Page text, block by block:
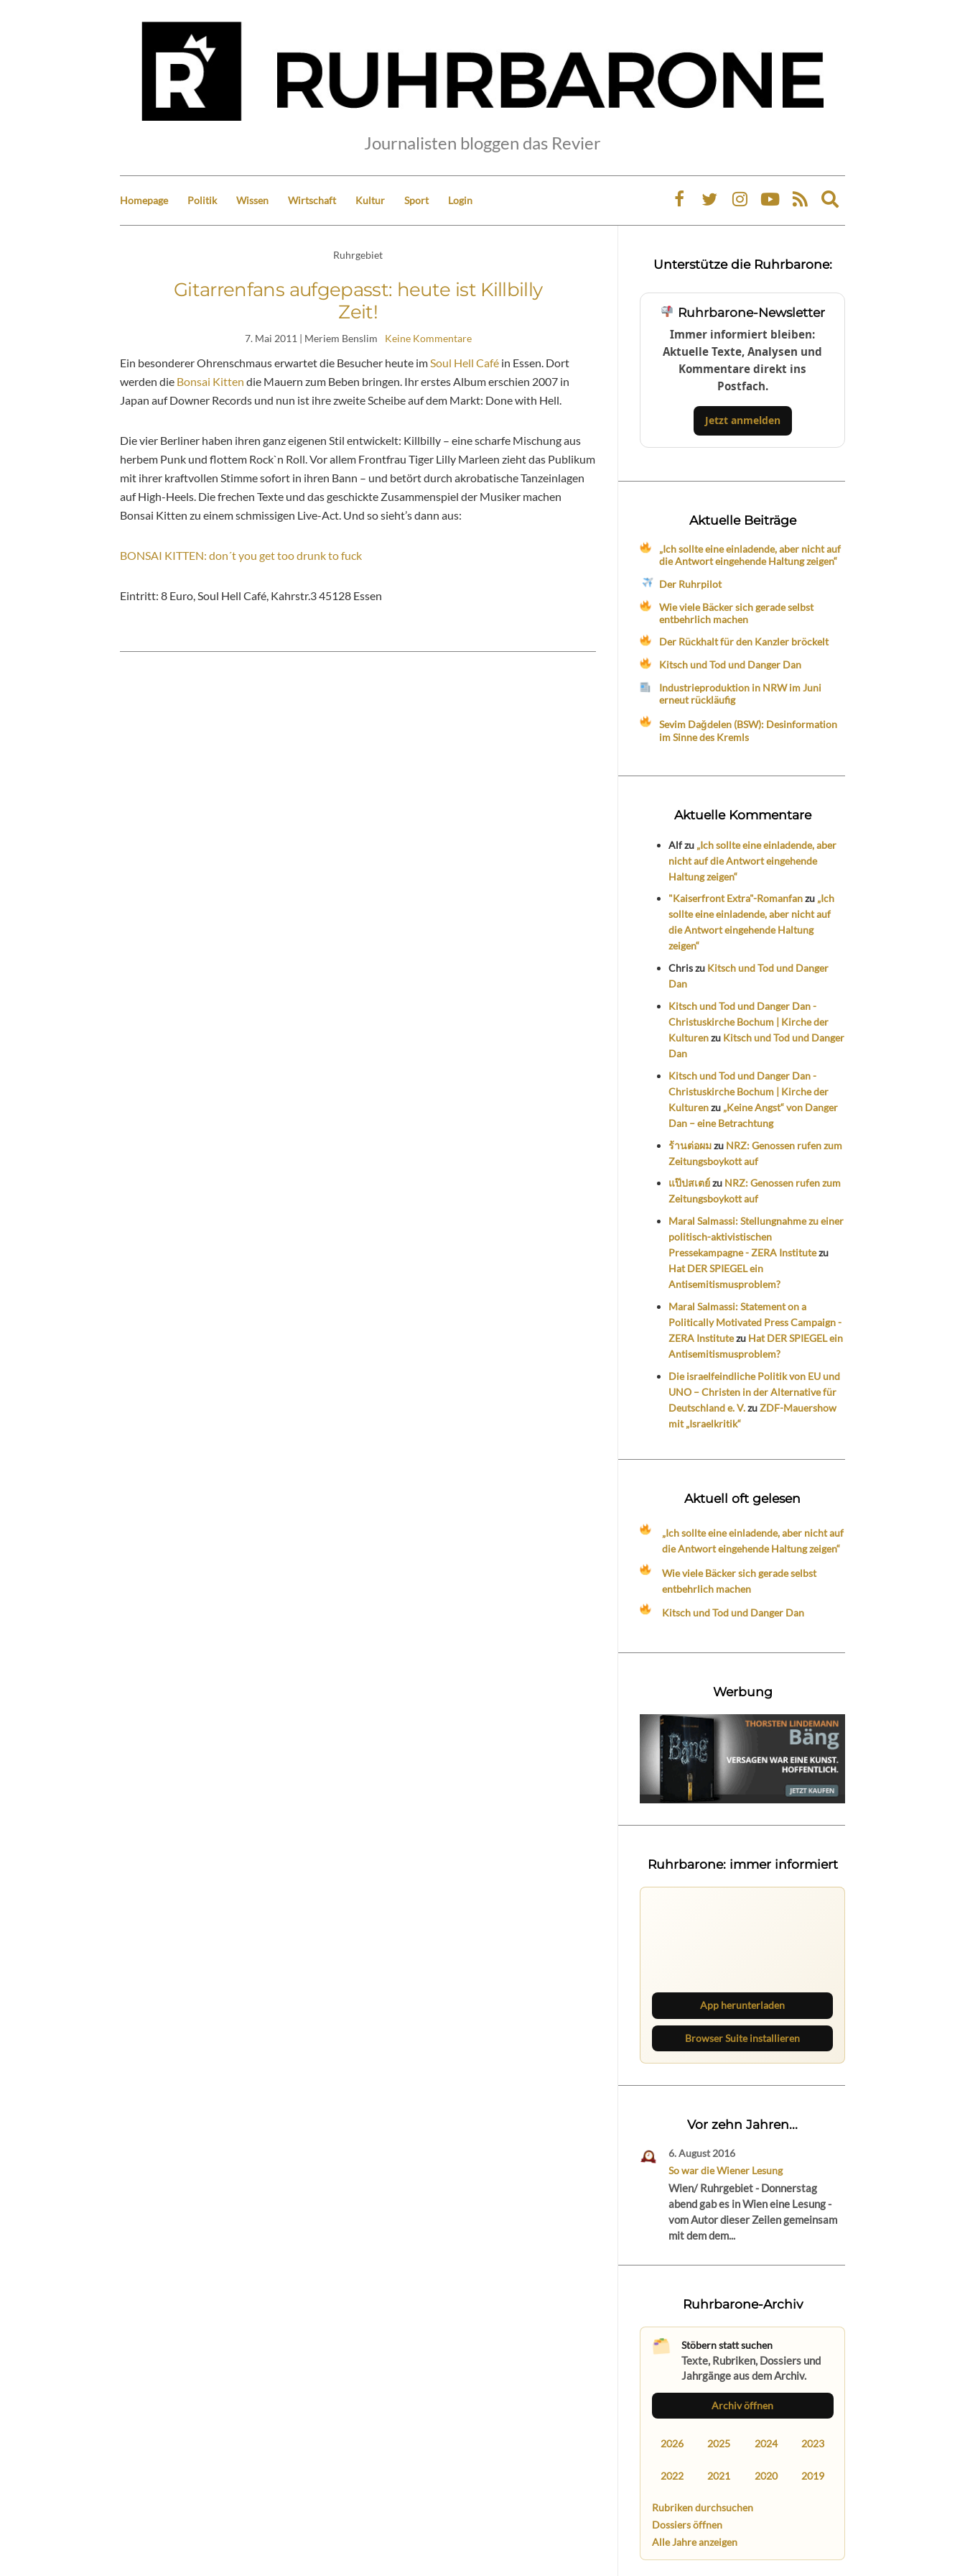
Journalisten bloggen das Revier
Homepage Politik Wissen Wirtschaft Kultur Sport Login
Expand
search
Ruhrgebiet
Gitarrenfans aufgepasst: heute ist Killbilly
Zeit!
7. Mai 2011 | Meriem Benslim Keine Kommentare
Ein besonderer Ohrenschmaus erwartet die Besucher heute im Soul Hell Café in Essen. Dort
werden die Bonsai Kitten die Mauern zum Beben bringen. Ihr erstes Album erschien 2007 in
Japan auf Downer Records und nun ist ihre zweite Scheibe auf dem Markt: Done with Hell.
Die vier Berliner haben ihren ganz eigenen Stil entwickelt: Killbilly – eine scharfe Mischung aus
herbem Punk und flottem Rock`n Roll. Vor allem Frontfrau Tiger Lilly Marleen zieht das Publikum
mit ihrer kraftvollen Stimme sofort in ihren Bann – und betört durch akrobatische Tanzeinlagen
auf High-Heels. Die frechen Texte und das geschickte Zusammenspiel der Musiker machen
Bonsai Kitten zu einem schmissigen Live-Act. Und so sieht’s dann aus:
BONSAI KITTEN: don´t you get too drunk to fuck
Eintritt: 8 Euro, Soul Hell Café, Kahrstr.3 45128 Essen
Unterstütze die Ruhrbarone:
Ruhrbarone-Newsletter
Immer informiert bleiben:
Aktuelle Texte, Analysen und
Kommentare direkt ins
Postfach.
Jetzt anmelden
Aktuelle Beiträge
„Ich sollte eine einladende, aber nicht auf
die Antwort eingehende Haltung zeigen“
Der Ruhrpilot
Wie viele Bäcker sich gerade selbst
entbehrlich machen
Der Rückhalt für den Kanzler bröckelt
Kitsch und Tod und Danger Dan
Industrieproduktion in NRW im Juni
erneut rückläufig
Sevim Dağdelen (BSW): Desinformation
im Sinne des Kremls
Aktuelle Kommentare
Alfzu „Ich sollte eine einladende, aber
nicht auf die Antwort eingehende
Haltung zeigen“
"Kaiserfront Extra"-Romanfanzu „Ich
sollte eine einladende, aber nicht auf
die Antwort eingehende Haltung
zeigen“
Chriszu Kitsch und Tod und Danger
Dan
Kitsch und Tod und Danger Dan -
Christuskirche Bochum | Kirche der
Kulturenzu Kitsch und Tod und Danger
Dan
Kitsch und Tod und Danger Dan -
Christuskirche Bochum | Kirche der
Kulturenzu „Keine Angst“ von Danger
Dan – eine Betrachtung
ร้านต่อผมzu NRZ: Genossen rufen zum
Zeitungsboykott auf
แป๊ปสเตย์zu NRZ: Genossen rufen zum
Zeitungsboykott auf
Maral Salmassi: Stellungnahme zu einer
politisch-aktivistischen
Pressekampagne - ZERA Institutezu
Hat DER SPIEGEL ein
Antisemitismusproblem?
Maral Salmassi: Statement on a
Politically Motivated Press Campaign -
ZERA Institutezu Hat DER SPIEGEL ein
Antisemitismusproblem?
Die israelfeindliche Politik von EU und
UNO – Christen in der Alternative für
Deutschland e. V.zuZDF-Mauershow
mit „Israelkritik“
Aktuell oft gelesen
„Ich sollte eine einladende, aber nicht auf
die Antwort eingehende Haltung zeigen“
Wie viele Bäcker sich gerade selbst
entbehrlich machen
Kitsch und Tod und Danger Dan
Werbung
Ruhrbarone: immer informiert
App herunterladen
Browser Suite installieren
Vor zehn Jahren...
6. August 2016
So war die Wiener Lesung
Wien/ Ruhrgebiet - Donnerstag
abend gab es in Wien eine Lesung -
vom Autor dieser Zeilen gemeinsam
mit dem dem...
Ruhrbarone-Archiv
Stöbern statt suchen
Texte, Rubriken, Dossiers und
Jahrgänge aus dem Archiv.
Archiv öffnen
2026 2025 2024 2023
2022 2021 2020 2019
Rubriken durchsuchen
Dossiers öffnen
Alle Jahre anzeigen